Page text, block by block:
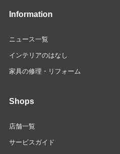
Information
ニュース一覧
インテリアのはなし
家具の修理・リフォーム
Shops
店舗一覧
サービスガイド